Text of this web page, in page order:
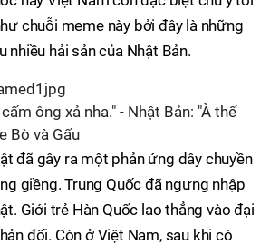
chuỗi meme này bởi đây là những
nhiều hải sản của Nhật Bản.
ông xả nha." - Nhật Bản: "À thế
Bò và Gấu
đã gây ra một phản ứng dây chuyền
giềng. Trung Quốc đã ngưng nhập
Giới trẻ Hàn Quốc lao thẳng vào đại
đối. Còn ở Việt Nam, sau khi có